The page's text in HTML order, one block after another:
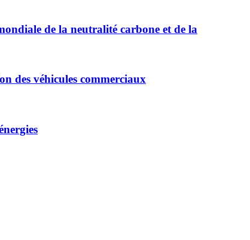
de la neutralité carbone et de la
des véhicules commerciaux